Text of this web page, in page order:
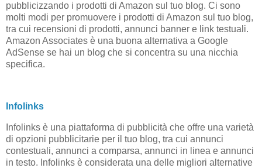
pubblicizzando i prodotti di Amazon sul tuo blog. Ci sono
molti modi per promuovere i prodotti di Amazon sul tuo blog,
tra cui recensioni di prodotti, annunci banner e link testuali.
Amazon Associates è una buona alternativa a Google
AdSense se hai un blog che si concentra su una nicchia
specifica.
Infolinks
Infolinks è una piattaforma di pubblicità che offre una varietà
di opzioni pubblicitarie per il tuo blog, tra cui annunci
contestuali, annunci a comparsa, annunci in linea e annunci
in testo. Infolinks è considerata una delle migliori alternative